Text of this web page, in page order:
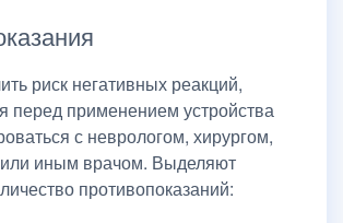
риск негативных реакций,
перед применением устройства
с неврологом, хирургом,
иным врачом. Выделяют
противопоказаний: